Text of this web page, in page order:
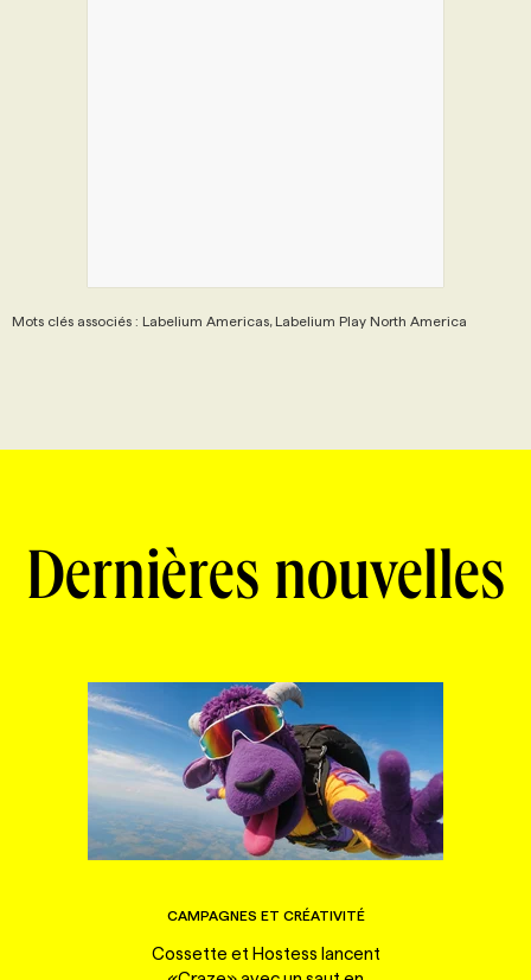
Mots clés associés : Labelium Americas, Labelium Play North America
Dernières nouvelles
CAMPAGNES ET CRÉATIVITÉ
Cossette et Hostess lancent